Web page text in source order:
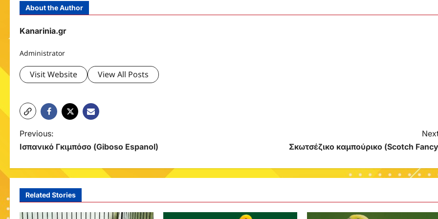
About the Author
Kanarinia.gr
Administrator
Visit Website View All Posts
P
o
s
t
n
Previous:
Ισπανικό Γκιμπόσο (Giboso Espanol)
Σκωτσέζικο καμπούρικο (Scotch
Related Stories